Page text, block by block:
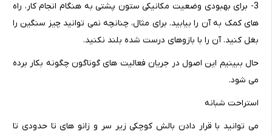
3- برای بهبودی وضعیت مکانیکی ستون پشتی به هنگام انجام کار، راه
های کمک به آن را بیابید. برای مثال، چنانچه نمی توانید چیز سنگین را
بغل کنید. آن را با بازوهای درست شده بلند نکنید.
حال ببینیم این اصول در جریان فعالیت های گوناگون چگونه بکار برده
می شود.
استراحت شبانه
می توانید با قرار دادن بالش کوچکی زیر سر و زانو های تا حدودی تا